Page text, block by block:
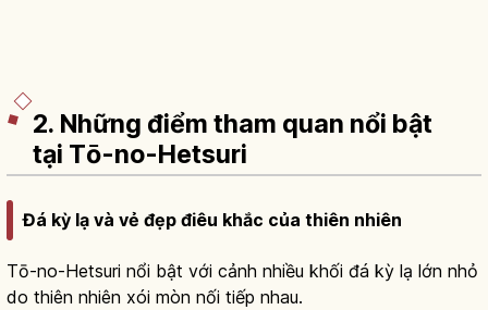
2. Những điểm tham quan nổi bật
tại Tō-no-Hetsuri
Đá kỳ lạ và vẻ đẹp điêu khắc của thiên nhiên
Tō-no-Hetsuri nổi bật với cảnh nhiều khối đá kỳ lạ lớn nhỏ
do thiên nhiên xói mòn nối tiếp nhau.